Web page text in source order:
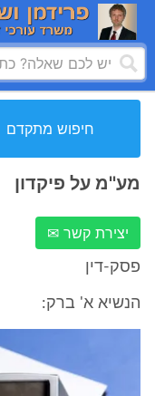
חיפוש מתקדם
מע''מ על פיקדון
יצירת קשר ✉
פסק-דין
הנשיא א' ברק: